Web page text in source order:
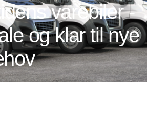
varebiler -
og klar til nye